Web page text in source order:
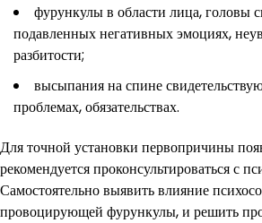
фурункулы в области лица, головы
подавленных негативных эмоциях,
разбитости;
высыпания на спине
проблемах, обязательствах.
Для точной установки первопричины
рекомендуется проконсультироваться с
Самостоятельно выявить влияние
провоцирующей фурункулы, и решить